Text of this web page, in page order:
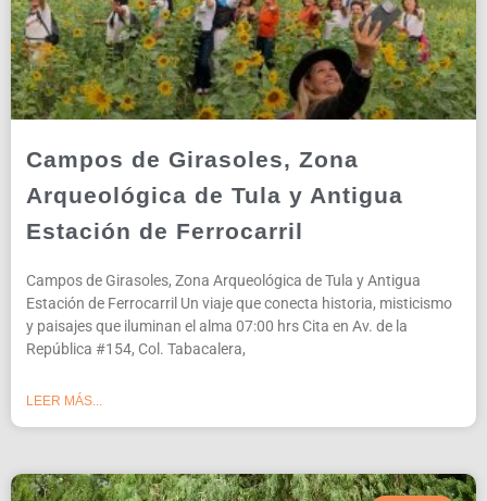
Campos de Girasoles, Zona
Arqueológica de Tula y Antigua
Estación de Ferrocarril
Campos de Girasoles, Zona Arqueológica de Tula y Antigua
Estación de Ferrocarril Un viaje que conecta historia, misticismo
y paisajes que iluminan el alma 07:00 hrs Cita en Av. de la
República #154, Col. Tabacalera,
LEER MÁS...